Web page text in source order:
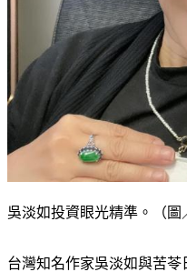
吳淡如投資眼光精準。（圖
台灣知名作家吳淡如與苦